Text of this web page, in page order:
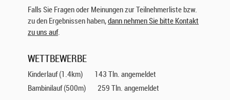
Falls Sie Fragen oder Meinungen zur Teilnehmerliste bzw.
zu den Ergebnissen haben,dann nehmen Sie bitte Kontakt
zu uns auf.
WETTBEWERBE
Kinderlauf (1.4km)
143 Tln. angemeldet
Bambinilauf (500m)
259 Tln. angemeldet